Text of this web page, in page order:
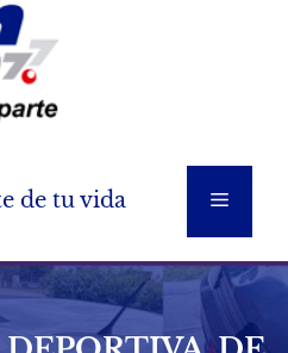
de tu vida Menú